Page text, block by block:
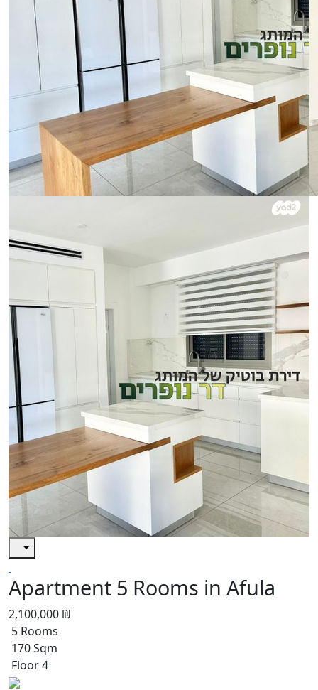
Apartment 5 Rooms in Afula
2,100,000 ₪
5 Rooms
170 Sqm
Floor 4